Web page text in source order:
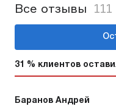
Все отзывы 111
31 % клиентов
Баранов Андрей